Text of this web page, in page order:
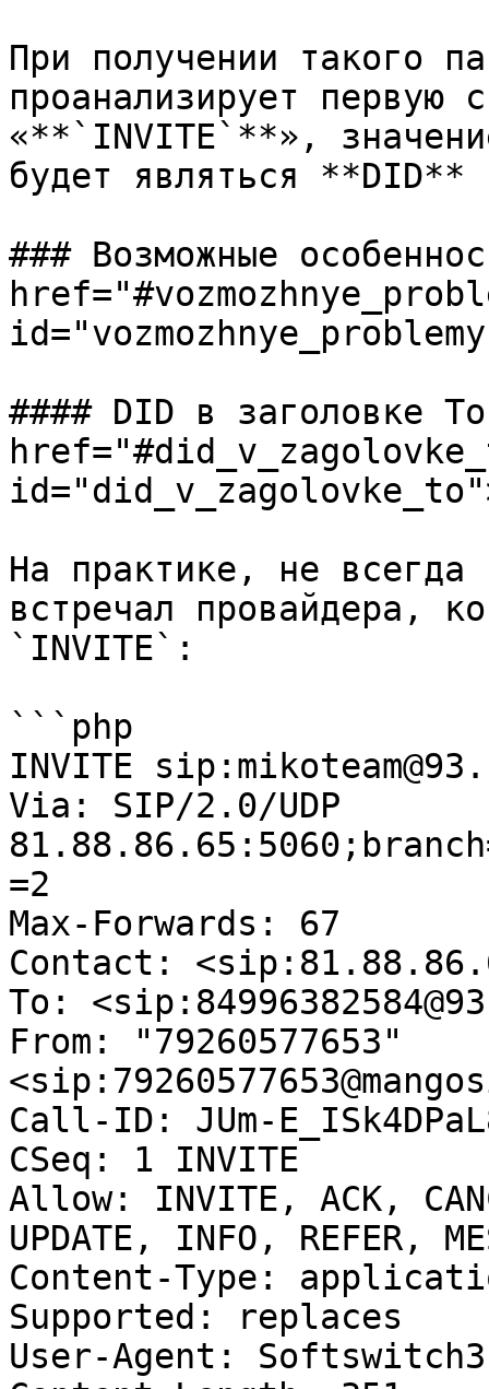
При получении такого
проанализирует первую
«**`INVITE`**»,
будет являться **DID**
### Возможные
#### DID в заголовке
На практике, не
встречал провайдера,
`INVITE`:
```php
INVITE
Via: SIP/2.0/UDP
=2
Max-Forwards: 67
Contact:
To:
From: "79260577653"
Call-ID: JUm-
CSeq: 1 INVITE
Allow: INVITE, ACK,
UPDATE, INFO, REFER,
Content-Type:
Supported: replaces
User-Agent: Softswitch3